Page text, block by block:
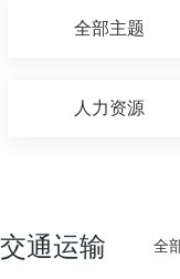
全部主题
人力资源
交通运输 全